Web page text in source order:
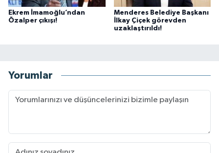
Ekrem İmamoğlu’ndan
Özalper çıkışı!
Menderes Belediye Başkanı
İlkay Çiçek görevden
uzaklaştırıldı!
Yorumlar